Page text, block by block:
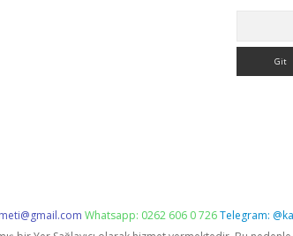
Whatsapp: 0262 606 0 726Telegram: